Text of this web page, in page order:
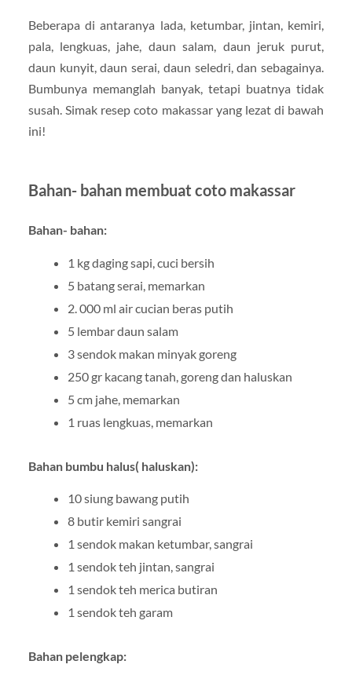
Beberapa di antaranya lada, ketumbar, jintan, kemiri,
pala, lengkuas, jahe, daun salam, daun jeruk purut,
daun kunyit, daun serai, daun seledri, dan sebagainya.
Bumbunya memanglah banyak, tetapi buatnya tidak
susah. Simak resep coto makassar yang lezat di bawah
ini!
Bahan- bahan membuat coto makassar
Bahan- bahan:
1 kg daging sapi, cuci bersih
5 batang serai, memarkan
2. 000 ml air cucian beras putih
5 lembar daun salam
3 sendok makan minyak goreng
250 gr kacang tanah, goreng dan haluskan
5 cm jahe, memarkan
1 ruas lengkuas, memarkan
Bahan bumbu halus( haluskan):
10 siung bawang putih
8 butir kemiri sangrai
1 sendok makan ketumbar, sangrai
1 sendok teh jintan, sangrai
1 sendok teh merica butiran
1 sendok teh garam
Bahan pelengkap: